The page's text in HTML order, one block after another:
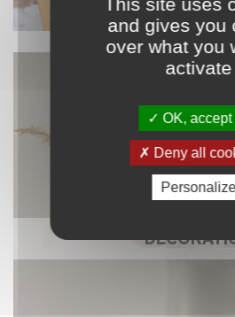
and gives you
over what you
activate
OK, accept
Deny all
Personalize